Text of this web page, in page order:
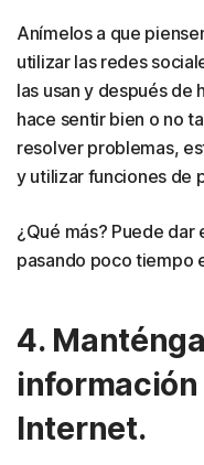
Anímelos a que
utilizar las redes
las usan y después de
hace sentir bien o no
resolver problemas,
y utilizar funciones de
¿Qué más? Puede
pasando poco tiempo
4.
Internet.